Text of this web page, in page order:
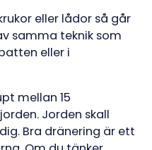
eller lådor så går
samma teknik som
eller i
mellan 15
Jorden skall
Bra dränering är ett